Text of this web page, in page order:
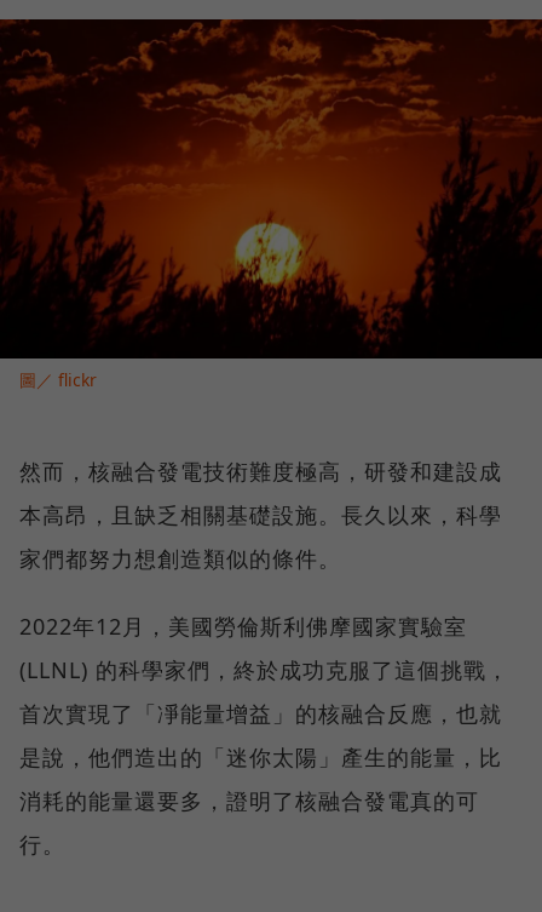
圖／ flickr
然而，核融合發電技術難度極高，研發和建設成
本高昂，且缺乏相關基礎設施。長久以來，科學
家們都努力想創造類似的條件。
2022年12月，美國勞倫斯利佛摩國家實驗室
(LLNL) 的科學家們，終於成功克服了這個挑戰，
首次實現了「凈能量增益」的核融合反應，也就
是說，他們造出的「迷你太陽」產生的能量，比
消耗的能量還要多，證明了核融合發電真的可
行。